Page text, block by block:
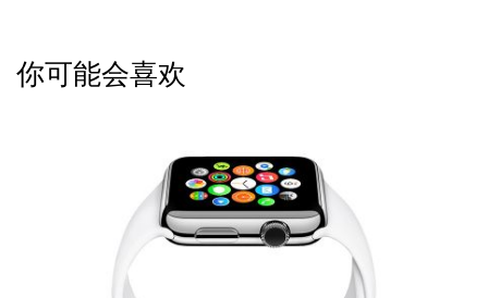
你可能会喜欢